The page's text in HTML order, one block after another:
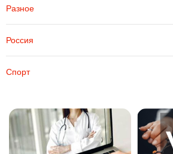
Разное
Россия
Спорт